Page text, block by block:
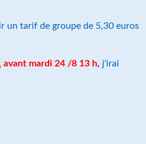
un tarif de groupe de 5,30 euros
avant mardi 24 /8 13 h, j'irai